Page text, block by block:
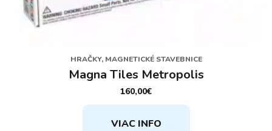
HRAČKY, MAGNETICKÉ STAVEBNICE
Magna Tiles Metropolis
160,00€
VIAC INFO